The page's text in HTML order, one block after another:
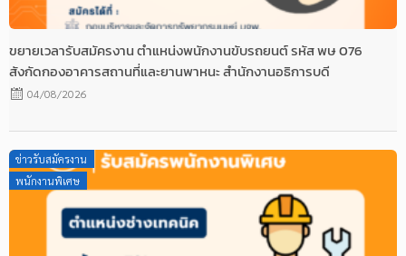
ขยายเวลารับสมัครงาน ตำแหน่งพนักงานขับรถยนต์ รหัส พษ 076
สังกัดกองอาคารสถานที่และยานพาหนะ สำนักงานอธิการบดี
04/08/2026
ข่าวรับสมัครงาน
พนักงานพิเศษ
Posted
on